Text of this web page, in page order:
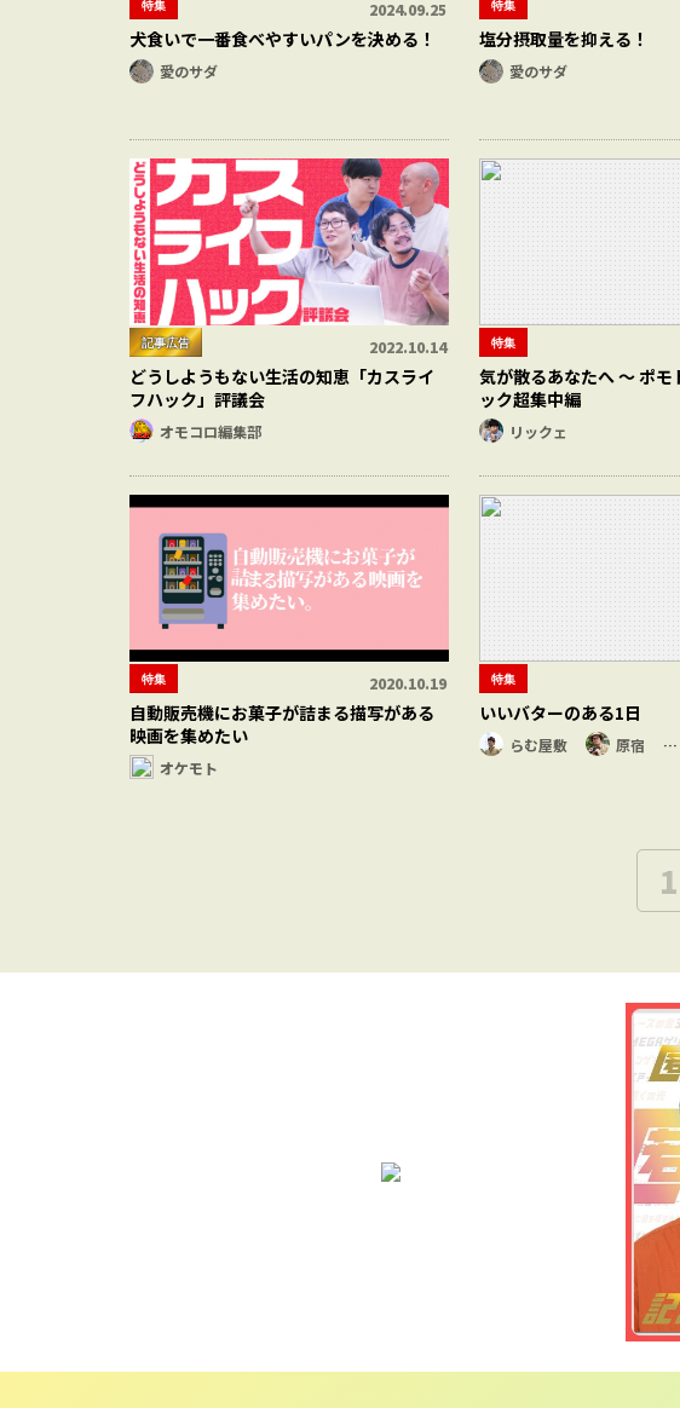
特集 2024.09.25
犬食いで一番食べやすいパンを決める！
愛のサダ
特集
塩分摂取量を抑える！
愛のサダ
記事広告 2022.10.14
どうしようもない生活の知恵「カスライ
フハック」評議会
オモコロ編集部
特集
気が散るあなたへ 〜 ポモ
ック超集中編
リックェ
特集 2020.10.19
自動販売機にお菓子が詰まる描写がある
映画を集めたい
オケモト
特集
いいバターのある1日
らむ屋敷 原宿 …
1